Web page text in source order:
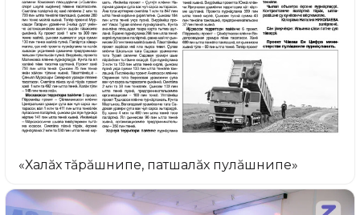
«Халăх тăрăшнипе, патшалăх пулăшнипе»